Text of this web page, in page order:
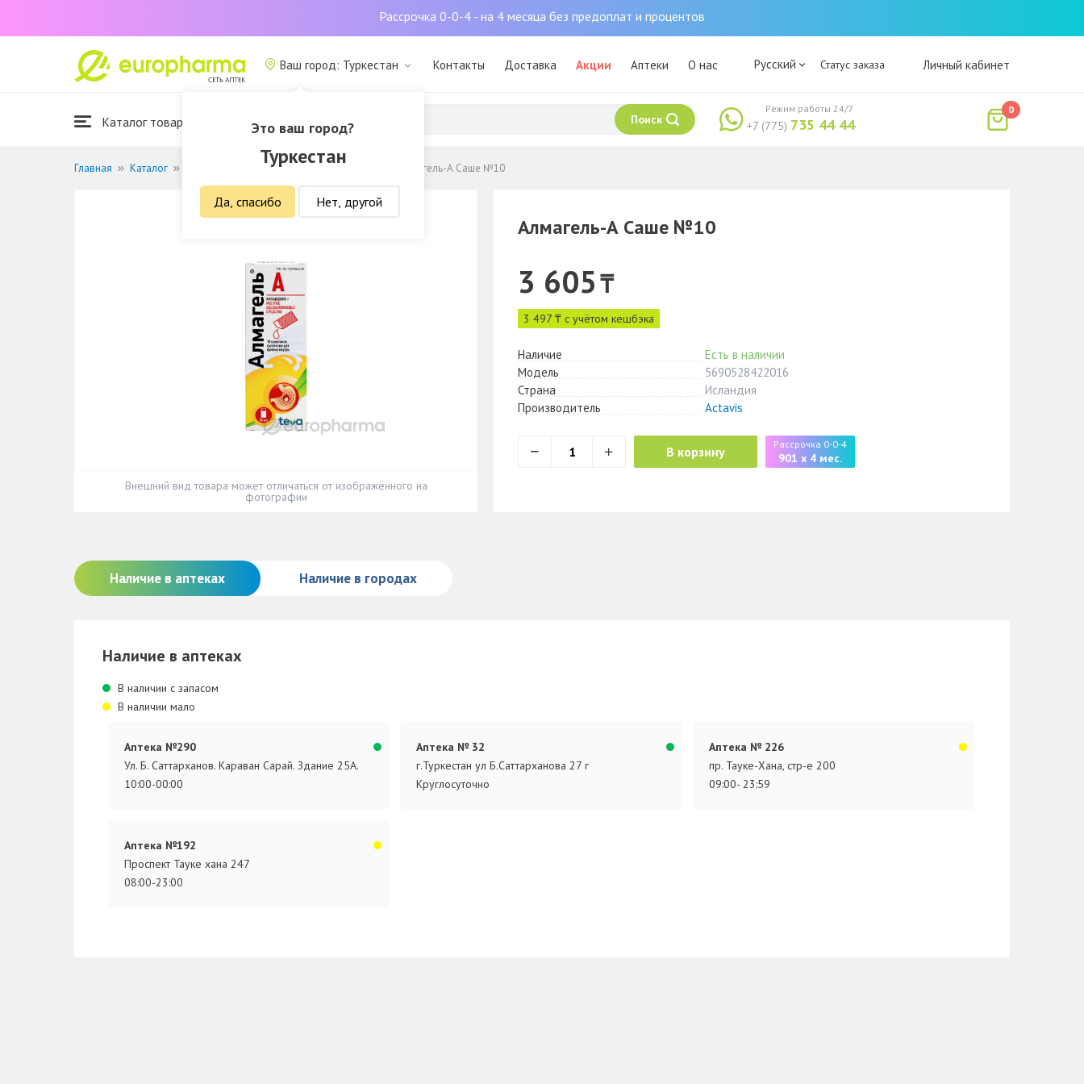
Рассрочка 0-0-4 - на 4 месяца без предоплат и процентов
Ваш город: Туркестан
Это ваш город?
Туркестан
Да, спасибо Нет, другой
Контакты Доставка Акции Аптеки О нас Русский Статус заказа Личный кабинет
Каталог товаров Поиск +7 (775) 735 44 44
Режим работы 24/7 0
Главная Каталог Лекарственные средства Алмагель-А Саше №10
Внешний вид товара может отличаться от изображённого на
фотографии
Алмагель-А Саше №10
3 605₸
3 497 ₸ с учётом кешбэка
Наличие
Есть в наличии
Модель
5690528422016
Страна
Исландия
Производитель
Actavis
В корзину Рассрочка 0-0-4
901 x 4 мес.
Наличие в аптеках Наличие в городах
Наличие в аптеках
В наличии с запасом
В наличии мало
Аптека №290
Ул. Б. Саттарханов. Караван Сарай. Здание 25А.
10:00-00:00
Аптека № 32
г.Туркестан ул Б.Саттарханова 27 г
Круглосуточно
Аптека № 226
пр. Тауке-Хана, стр-е 200
09:00- 23:59
Аптека №192
Проспект Тауке хана 247
08:00-23:00